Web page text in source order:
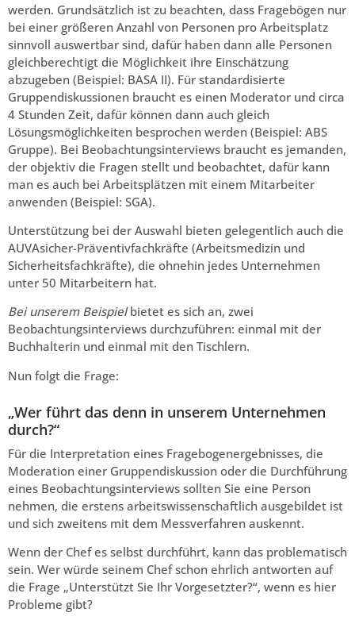
werden. Grundsätzlich ist zu beachten, dass Fragebögen nur
bei einer größeren Anzahl von Personen pro Arbeitsplatz
sinnvoll auswertbar sind, dafür haben dann alle Personen
gleichberechtigt die Möglichkeit ihre Einschätzung
abzugeben (Beispiel: BASA II). Für standardisierte
Gruppendiskussionen braucht es einen Moderator und circa
4 Stunden Zeit, dafür können dann auch gleich
Lösungsmöglichkeiten besprochen werden (Beispiel: ABS
Gruppe). Bei Beobachtungsinterviews braucht es jemanden,
der objektiv die Fragen stellt und beobachtet, dafür kann
man es auch bei Arbeitsplätzen mit einem Mitarbeiter
anwenden (Beispiel: SGA).
Unterstützung bei der Auswahl bieten gelegentlich auch die
AUVAsicher-Präventivfachkräfte (Arbeitsmedizin und
Sicherheitsfachkräfte), die ohnehin jedes Unternehmen
unter 50 Mitarbeitern hat.
Bei unserem Beispielbietet es sich an, zwei
Beobachtungsinterviews durchzuführen: einmal mit der
Buchhalterin und einmal mit den Tischlern.
Nun folgt die Frage:
„Wer führt das denn in unserem Unternehmen
durch?“
Für die Interpretation eines Fragebogenergebnisses, die
Moderation einer Gruppendiskussion oder die Durchführung
eines Beobachtungsinterviews sollten Sie eine Person
nehmen, die erstens arbeitswissenschaftlich ausgebildet ist
und sich zweitens mit dem Messverfahren auskennt.
Wenn der Chef es selbst durchführt, kann das problematisch
sein. Wer würde seinem Chef schon ehrlich antworten auf
die Frage „Unterstützt Sie Ihr Vorgesetzter?“, wenn es hier
Probleme gibt?